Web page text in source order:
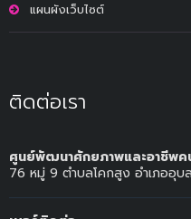
แผนผังเว็บไซต์
ติดต่อเรา
ศูนย์พัฒนาศักยภาพและอาชีพค
76 หมู่ 9 ตำบลโคกสูง อำเภออุ